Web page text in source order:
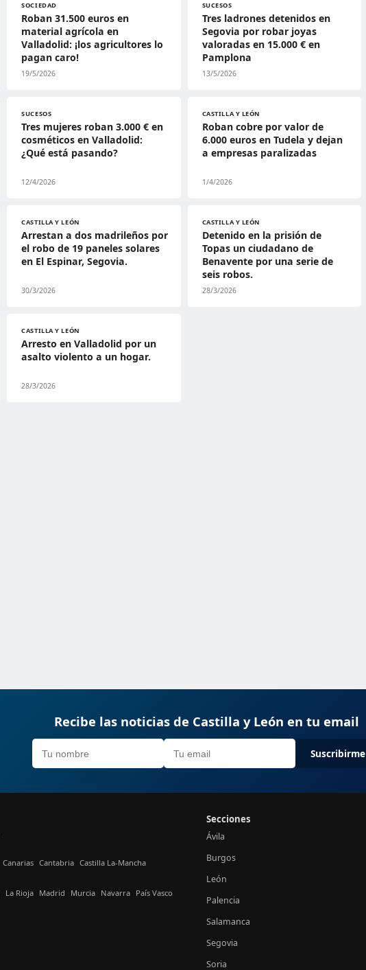
SOCIEDAD
Roban 31.500 euros en
material agrícola en
Valladolid: ¡los agricultores lo
pagan caro!
19/5/2026
SUCESOS
Tres ladrones detenidos en
Segovia por robar joyas
valoradas en 15.000 € en
Pamplona
13/5/2026
SUCESOS
Tres mujeres roban 3.000 € en
cosméticos en Valladolid:
¿Qué está pasando?
12/4/2026
CASTILLA Y LEÓN
Roban cobre por valor de
6.000 euros en Tudela y dejan
a empresas paralizadas
1/4/2026
CASTILLA Y LEÓN
Arrestan a dos madrileños por
el robo de 19 paneles solares
en El Espinar, Segovia.
30/3/2026
CASTILLA Y LEÓN
Detenido en la prisión de
Topas un ciudadano de
Benavente por una serie de
seis robos.
28/3/2026
CASTILLA Y LEÓN
Arresto en Valladolid por un
asalto violento a un hogar.
28/3/2026
Recibe las noticias de Castilla y León en tu email
Suscribirme
Canarias Cantabria Castilla La-Mancha
La Rioja Madrid Murcia Navarra País Vasco
Secciones
Ávila
Burgos
León
Palencia
Salamanca
Segovia
Soria